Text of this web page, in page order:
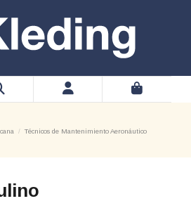
Técnicos de Mantenimiento Aeronáutico